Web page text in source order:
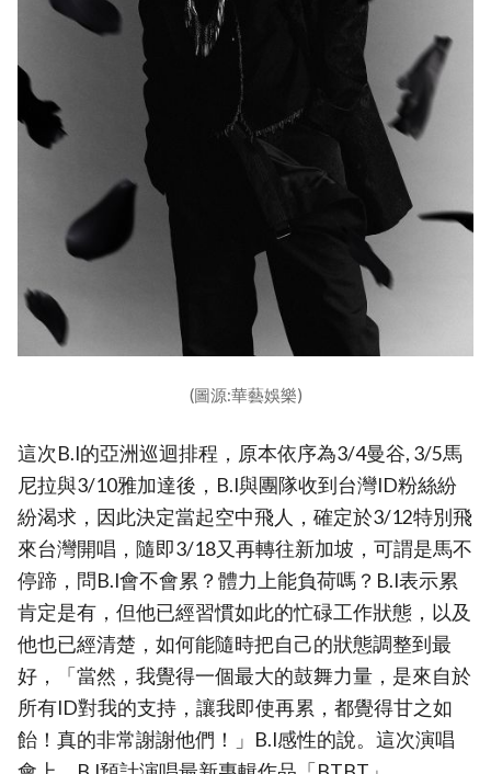
(圖源:華藝娛樂)
這次B.I的亞洲巡迴排程，原本依序為3/4曼谷, 3/5馬
尼拉與3/10雅加達後，B.I與團隊收到台灣ID粉絲紛
紛渴求，因此決定當起空中飛人，確定於3/12特別飛
來台灣開唱，隨即3/18又再轉往新加坡，可謂是馬不
停蹄，問B.I會不會累？體力上能負荷嗎？B.I表示累
肯定是有，但他已經習慣如此的忙碌工作狀態，以及
他也已經清楚，如何能隨時把自己的狀態調整到最
好，「當然，我覺得一個最大的鼓舞力量，是來自於
所有ID對我的支持，讓我即使再累，都覺得甘之如
飴！真的非常謝謝他們！」B.I感性的說。這次演唱